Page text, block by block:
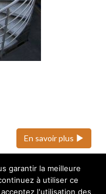
En savoir plus
garantir la meilleure
à utiliser ce
l'utilisation des